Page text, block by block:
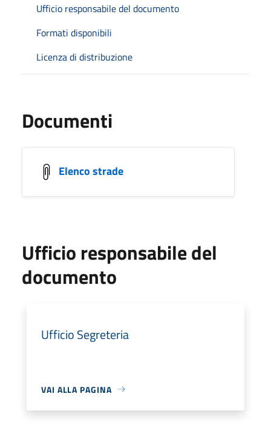
Ufficio responsabile del documento
Formati disponibili
Licenza di distribuzione
Documenti
Elenco strade
Ufficio responsabile del
documento
Ufficio Segreteria
VAI ALLA PAGINA